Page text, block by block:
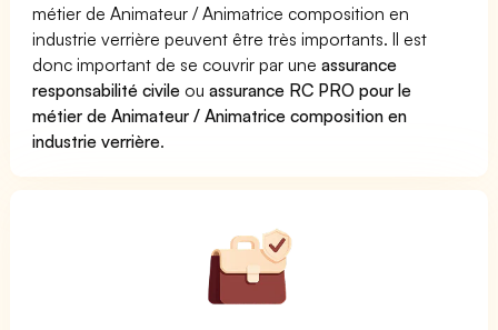
métier de Animateur / Animatrice composition en
industrie verrière peuvent être très importants. Il est
donc important de se couvrir par uneassurance
responsabilité civile ouassurance RC PRO pour le
métier de Animateur / Animatrice composition en
industrie verrière.